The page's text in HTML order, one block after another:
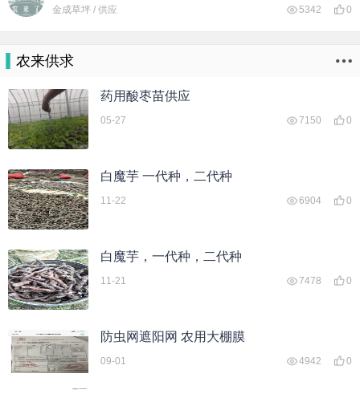
5342 0
金成草坪 / 供应
农来供求
药用酸枣苗供应
7150 0
05-27
白魔芋 一代种，二代种
6904 0
11-22
白魔芋，一代种，二代种
7478 0
11-21
防虫网遮阳网 农用大棚膜
4942 0
09-01